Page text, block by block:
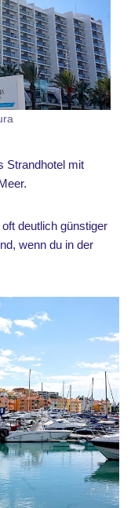
Strandhotel mit
deutlich günstiger
wenn du in der